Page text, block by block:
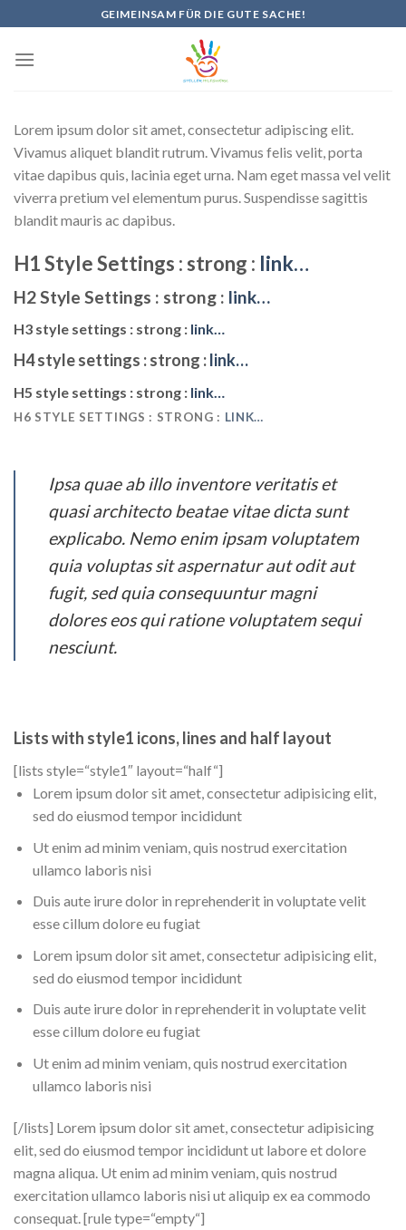
to
content
GEIMEINSAM FÜR DIE GUTE SACHE!
Lorem ipsum dolor sit amet, consectetur adipiscing elit.
Vivamus aliquet blandit rutrum. Vivamus felis velit, porta
vitae dapibus quis, lacinia eget urna. Nam eget massa vel velit
viverra pretium vel elementum purus. Suspendisse sagittis
blandit mauris ac dapibus.
H1 Style Settings :strong : link…
H2 Style Settings : strong : link…
H3 style settings : strong : link…
H4 style settings :strong :link…
H5 style settings : strong : link…
H6 STYLE SETTINGS : STRONG : LINK…
Ipsa quae ab illo inventore veritatis et
quasi architecto beatae vitae dicta sunt
explicabo. Nemo enim ipsam voluptatem
quia voluptas sit aspernatur aut odit aut
fugit, sed quia consequuntur magni
dolores eos qui ratione voluptatem sequi
nesciunt.
Lists with style1 icons, lines and half layout
[lists style=“style1″ layout=“half“]
Lorem ipsum dolor sit amet, consectetur adipisicing elit,
sed do eiusmod tempor incididunt
Ut enim ad minim veniam, quis nostrud exercitation
ullamco laboris nisi
Duis aute irure dolor in reprehenderit in voluptate velit
esse cillum dolore eu fugiat
Lorem ipsum dolor sit amet, consectetur adipisicing elit,
sed do eiusmod tempor incididunt
Duis aute irure dolor in reprehenderit in voluptate velit
esse cillum dolore eu fugiat
Ut enim ad minim veniam, quis nostrud exercitation
ullamco laboris nisi
[/lists] Lorem ipsum dolor sit amet, consectetur adipisicing
elit, sed do eiusmod tempor incididunt ut labore et dolore
magna aliqua. Ut enim ad minim veniam, quis nostrud
exercitation ullamco laboris nisi ut aliquip ex ea commodo
consequat. [rule type=“empty“]